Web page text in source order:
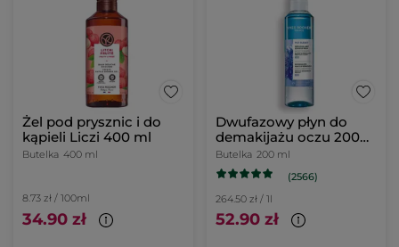
Żel pod prysznic i do
kąpieli Liczi 400 ml
Butelka 400 ml
8.73 zł / 100ml
34.90 zł
Dwufazowy płyn do
demakijażu oczu 200
ml
Butelka 200 ml
(2566)
264.50 zł / 1l
52.90 zł